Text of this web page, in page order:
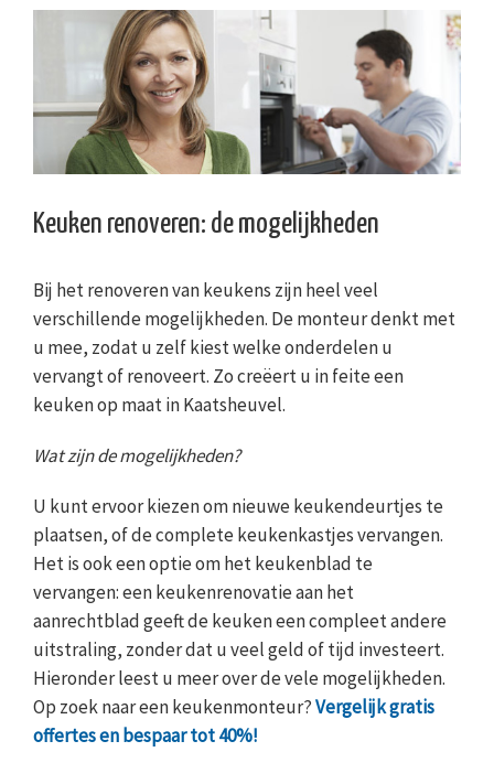
Keuken renoveren: de mogelijkheden
Bij het renoveren van keukens zijn heel veel
verschillende mogelijkheden. De monteur denkt met
u mee, zodat u zelf kiest welke onderdelen u
vervangt of renoveert. Zo creëert u in feite een
keuken op maat in Kaatsheuvel.
Wat zijn de mogelijkheden?
U kunt ervoor kiezen om nieuwe keukendeurtjes te
plaatsen, of de complete keukenkastjes vervangen.
Het is ook een optie om het keukenblad te
vervangen: een keukenrenovatie aan het
aanrechtblad geeft de keuken een compleet andere
uitstraling, zonder dat u veel geld of tijd investeert.
Hieronder leest u meer over de vele mogelijkheden.
Op zoek naar een keukenmonteur?Vergelijk gratis
offertes en bespaar tot 40%!